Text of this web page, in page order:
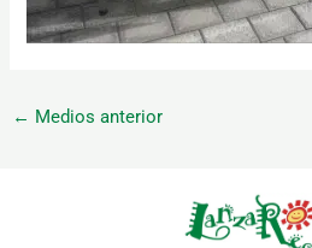
← Medios anterior